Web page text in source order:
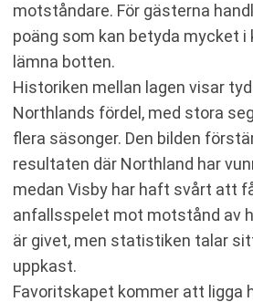
motståndare. För gästerna
poäng som kan betyda mycket
lämna botten.
Historiken mellan lagen visar
Northlands fördel, med stora
flera säsonger. Den bilden
resultaten där Northland har
medan Visby har haft svårt att
anfallsspelet mot motstånd av
är givet, men statistiken talar
uppkast.
Favoritskapet kommer att ligga